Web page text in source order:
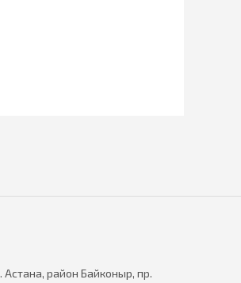
Астана, район Байконыр, пр.